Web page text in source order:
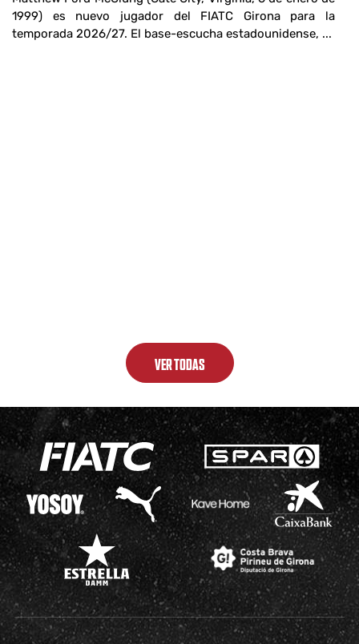
1999) es nuevo jugador del FIATC Girona para la
temporada 2026/27. El base-escucha estadounidense, ...
VER TODAS